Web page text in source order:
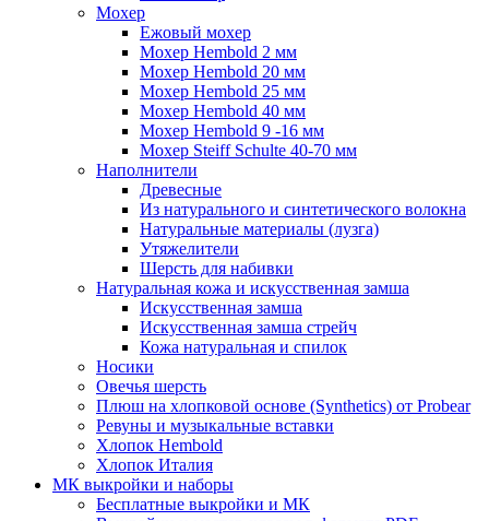
Мохер
Ежовый мохер
Мохер Hembold 2 мм
Мохер Hembold 20 мм
Мохер Hembold 25 мм
Мохер Hembold 40 мм
Мохер Hembold 9 -16 мм
Мохер Steiff Schulte 40-70 мм
Наполнители
Древесные
Из натурального и синтетического волокна
Натуральные материалы (лузга)
Утяжелители
Шерсть для набивки
Натуральная кожа и искусственная замша
Искусственная замша
Искусственная замша стрейч
Кожа натуральная и спилок
Носики
Овечья шерсть
Плюш на хлопковой основе (Synthetics) от Probear
Ревуны и музыкальные вставки
Хлопок Hembold
Хлопок Италия
МК выкройки и наборы
Бесплатные выкройки и МК